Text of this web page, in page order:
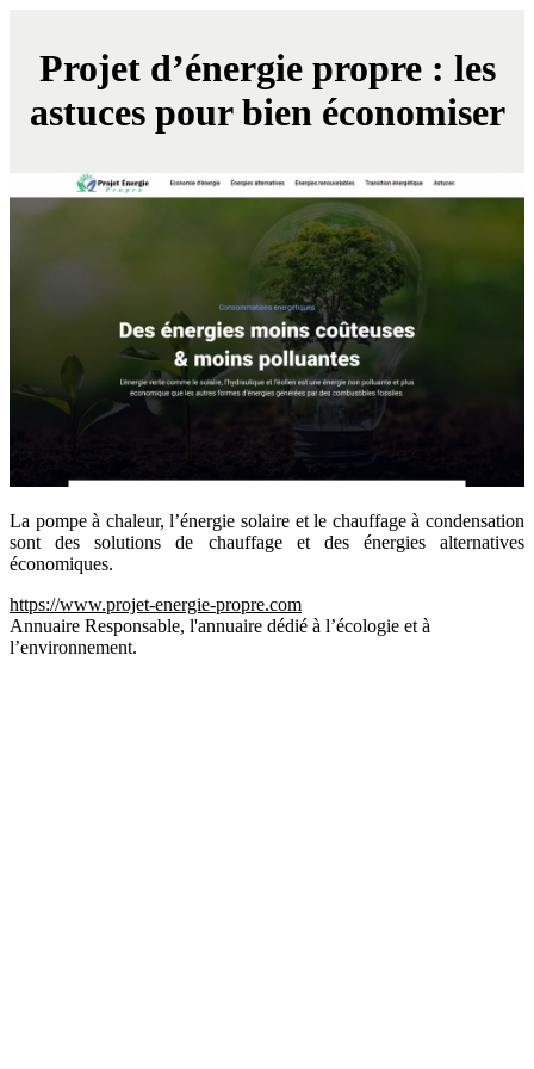
Projet d’énergie propre : les
astuces pour bien économiser
La pompe à chaleur, l’énergie solaire et le chauffage à condensation
sont des solutions de chauffage et des énergies alternatives
économiques.
https://www.projet-energie-propre.com
Annuaire Responsable, l'annuaire dédié à l’écologie et à
l’environnement.